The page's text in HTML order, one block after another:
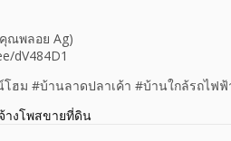
ณพลอย Ag)
dV484D1
ฮม #บ้านลาดปลาเค้า #บ้านใกล้รถไฟ
างโพสขายที่ดิน